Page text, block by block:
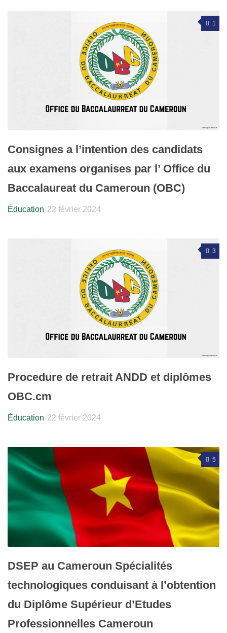
1
Consignes a l’intention des candidats
aux examens organises par l’ Office du
Baccalaureat du Cameroun (OBC)
Éducation 22 février 2024
3
Procedure de retrait ANDD et diplômes
OBC.cm
Éducation 22 février 2024
5
DSEP au Cameroun Spécialités
technologiques conduisant à l’obtention
du Diplôme Supérieur d’Etudes
Professionnelles Cameroun